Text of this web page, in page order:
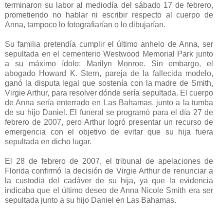
terminaron su labor al mediodía del sábado 17 de febrero,
prometiendo no hablar ni escribir respecto al cuerpo de
Anna, tampoco lo fotografiarían o lo dibujarían.
Su familia pretendía cumplir el último anhelo de Anna, ser
sepultada en el cementerio Westwood Memorial Park junto
a su máximo ídolo: Marilyn Monroe. Sin embargo, el
abogado Howard K. Stern, pareja de la fallecida modelo,
ganó la disputa legal que sostenía con la madre de Smith,
Virgie Arthur, para resolver dónde sería sepultada. El cuerpo
de Anna sería enterrado en Las Bahamas, junto a la tumba
de su hijo Daniel. El funeral se programó para el día 27 de
febrero de 2007, pero Arthur logró presentar un recurso de
emergencia con el objetivo de evitar que su hija fuera
sepultada en dicho lugar.
El 28 de febrero de 2007, el tribunal de apelaciones de
Florida confirmó la decisión de Virgie Arthur de renunciar a
la custodia del cadáver de su hija, ya que la evidencia
indicaba que el último deseo de Anna Nicole Smith era ser
sepultada junto a su hijo Daniel en Las Bahamas.